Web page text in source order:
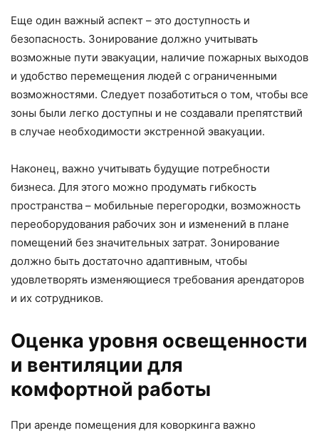
Еще один важный аспект – это доступность и
безопасность. Зонирование должно учитывать
возможные пути эвакуации, наличие пожарных выходов
и удобство перемещения людей с ограниченными
возможностями. Следует позаботиться о том, чтобы все
зоны были легко доступны и не создавали препятствий
в случае необходимости экстренной эвакуации.
Наконец, важно учитывать будущие потребности
бизнеса. Для этого можно продумать гибкость
пространства – мобильные перегородки, возможность
переоборудования рабочих зон и изменений в плане
помещений без значительных затрат. Зонирование
должно быть достаточно адаптивным, чтобы
удовлетворять изменяющиеся требования арендаторов
и их сотрудников.
Оценка уровня освещенности
и вентиляции для
комфортной работы
При аренде помещения для коворкинга важно